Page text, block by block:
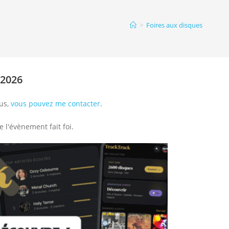
> Foires aux disques
vous pouvez me contacter.
l'évènement fait foi.